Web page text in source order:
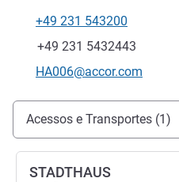
Telefone
+49 231 543200
Fax
+49 231 5432443
E-mail de contacto
HA006@accor.com
Acesso e transporte
Acessos e Transportes (1)
STADTHAUS